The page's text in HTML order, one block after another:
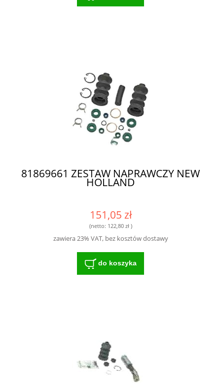
81869661 ZESTAW NAPRAWCZY NEW
HOLLAND
151,05 zł
(netto: 122,80 zł)
zawiera 23% VAT, bez kosztów dostawy
do koszyka